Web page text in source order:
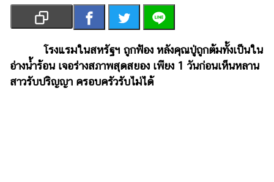
การ
ศึกษา
บันเทิง
รูปภาพ
โรงแรมในสหรัฐฯ ถูกฟ้อง หลังคุณปู่ถูกต้มทั้งเป็นใน
อ่างน้ำร้อน เจอร่างสภาพสุดสยอง เพียง 1 วันก่อนเห็นหลาน
สาวรับปริญญา ครอบครัวรับไม่ได้